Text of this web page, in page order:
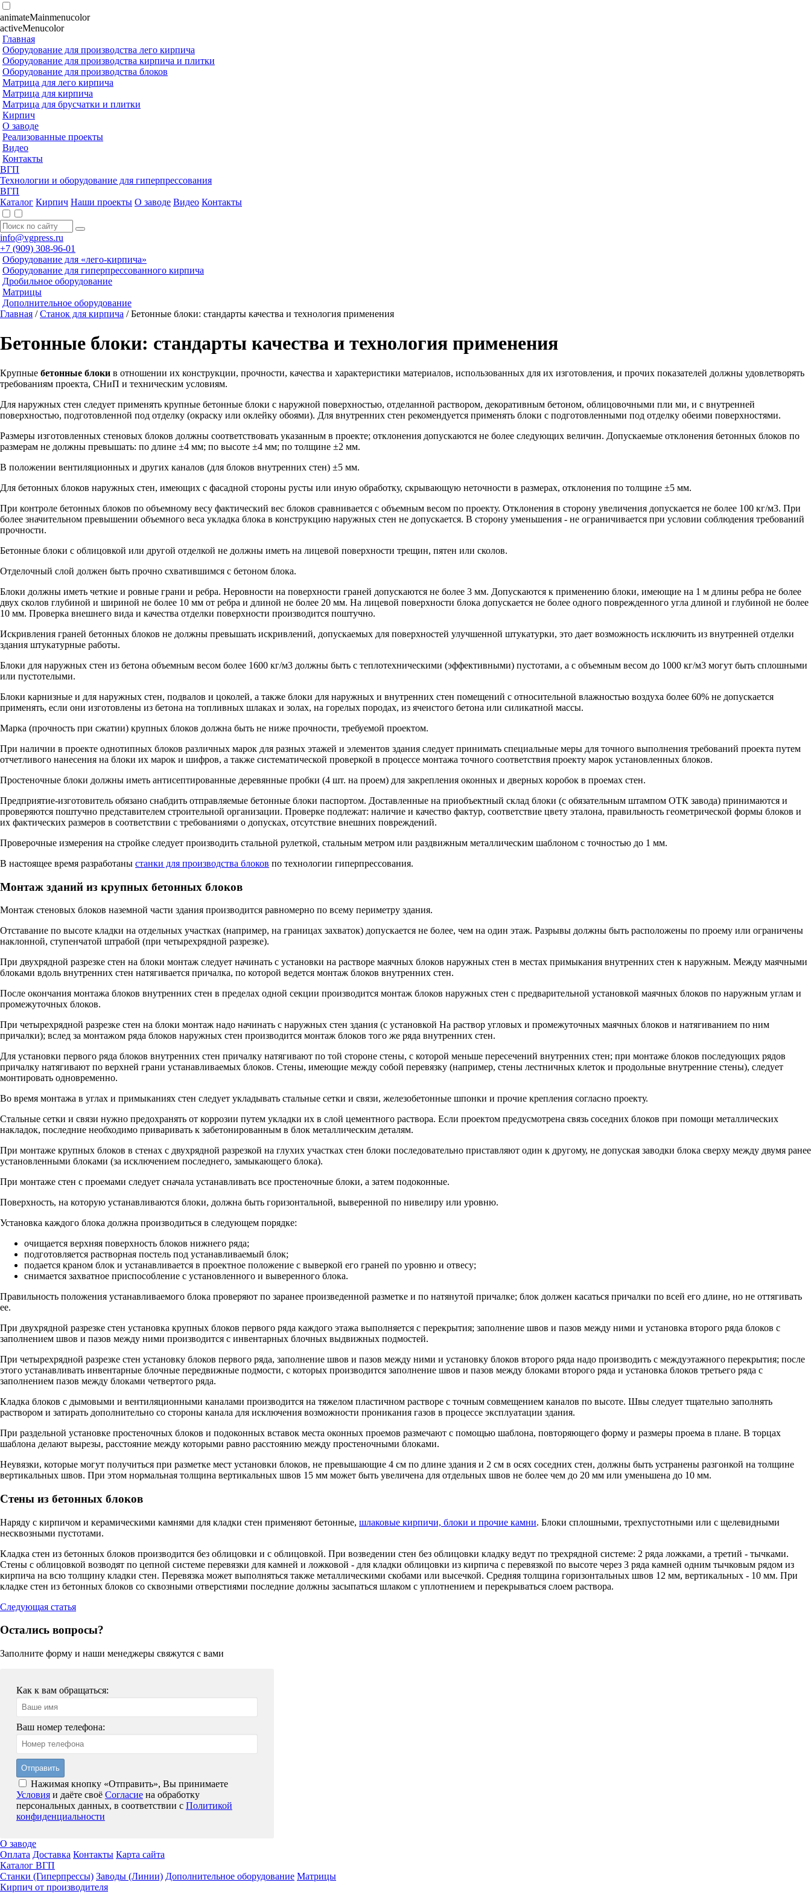
animateMainmenucolor
activeMenucolor
Главная
Оборудование для производства лего кирпича
Оборудование для производства кирпича и плитки
Оборудование для производства блоков
Матрица для лего кирпича
Матрица для кирпича
Матрица для брусчатки и плитки
Кирпич
О заводе
Реализованные проекты
Видео
Контакты
ВГП
Технологии и оборудование для гиперпрессования
ВГП
Каталог Кирпич Наши проекты О заводе Видео Контакты
info@vgpress.ru
+7 (909) 308-96-01
Оборудование для «лего-кирпича»
Оборудование для гиперпрессованного кирпича
Дробильное оборудование
Матрицы
Дополнительное оборудование
Главная /Станок для кирпича / Бетонные блоки: стандарты качества и технология применения
Бетонные блоки: стандарты качества и технология применения
Крупные бетонные блоки в отношении их конструкции, прочности, качества и характеристики материалов, использованных для их изготовления, и прочих показателей должны удовлетворять
требованиям проекта, СНиП и техническим условиям.
Для наружных стен следует применять крупные бетонные блоки с наружной поверхностью, отделанной раствором, декоративным бетоном, облицовочными пли ми, и с внутренней
поверхностью, подготовленной под отделку (окраску или оклейку обоями). Для внутренних стен рекомендуется применять блоки с подготовленными под отделку обеими поверхностями.
Размеры изготовленных стеновых блоков должны соответствовать указанным в проекте; отклонения допускаются не более следующих величин. Допускаемые отклонения бетонных блоков по
размерам не должны превышать: по длине ±4 мм; по высоте ±4 мм; по толщине ±2 мм.
В положении вентиляционных и других каналов (для блоков внутренних стен) ±5 мм.
Для бетонных блоков наружных стен, имеющих с фасадной стороны русты или иную обработку, скрывающую неточности в размерах, отклонения по толщине ±5 мм.
При контроле бетонных блоков по объемному весу фактический вес блоков сравнивается с объемным весом по проекту. Отклонения в сторону увеличения допускается не более 100 кг/м3. При
более значительном превышении объемного веса укладка блока в конструкцию наружных стен не допускается. В сторону уменьшения - не ограничивается при условии соблюдения требований
прочности.
Бетонные блоки с облицовкой или другой отделкой не должны иметь на лицевой поверхности трещин, пятен или сколов.
Отделочный слой должен быть прочно схватившимся с бетоном блока.
Блоки должны иметь четкие и ровные грани и ребра. Неровности на поверхности граней допускаются не более 3 мм. Допускаются к применению блоки, имеющие на 1 м длины ребра не более
двух сколов глубиной и шириной не более 10 мм от ребра и длиной не более 20 мм. На лицевой поверхности блока допускается не более одного поврежденного угла длиной и глубиной не более
10 мм. Проверка внешнего вида и качества отделки поверхности производится поштучно.
Искривления граней бетонных блоков не должны превышать искривлений, допускаемых для поверхностей улучшенной штукатурки, это дает возможность исключить из внутренней отделки
здания штукатурные работы.
Блоки для наружных стен из бетона объемным весом более 1600 кг/м3 должны быть с теплотехническими (эффективными) пустотами, а с объемным весом до 1000 кг/м3 могут быть сплошными
или пустотелыми.
Блоки карнизные и для наружных стен, подвалов и цоколей, а также блоки для наружных и внутренних стен помещений с относительной влажностью воздуха более 60% не допускается
применять, если они изготовлены из бетона на топливных шлаках и золах, на горелых породах, из ячеистого бетона или силикатной массы.
Марка (прочность при сжатии) крупных блоков должна быть не ниже прочности, требуемой проектом.
При наличии в проекте однотипных блоков различных марок для разных этажей и элементов здания следует принимать специальные меры для точного выполнения требований проекта путем
отчетливого нанесения на блоки их марок и шифров, а также систематической проверкой в процессе монтажа точного соответствия проекту марок установленных блоков.
Простеночные блоки должны иметь антисептированные деревянные пробки (4 шт. на проем) для закрепления оконных и дверных коробок в проемах стен.
Предприятие-изготовитель обязано снабдить отправляемые бетонные блоки паспортом. Доставленные на приобъектный склад блоки (с обязательным штампом ОТК завода) принимаются и
проверяются поштучно представителем строительной организации. Проверке подлежат: наличие и качество фактур, соответствие цвету эталона, правильность геометрической формы блоков и
их фактических размеров в соответствии с требованиями о допусках, отсутствие внешних повреждений.
Проверочные измерения на стройке следует производить стальной рулеткой, стальным метром или раздвижным металлическим шаблоном с точностью до 1 мм.
В настоящее время разработаны станки для производства блоков по технологии гиперпрессования.
Монтаж зданий из крупных бетонных блоков
Монтаж стеновых блоков наземной части здания производится равномерно по всему периметру здания.
Отставание по высоте кладки на отдельных участках (например, на границах захваток) допускается не более, чем на один этаж. Разрывы должны быть расположены по проему или ограничены
наклонной, ступенчатой штрабой (при четырехрядной разрезке).
При двухрядной разрезке стен на блоки монтаж следует начинать с установки на растворе маячных блоков наружных стен в местах примыкания внутренних стен к наружным. Между маячными
блоками вдоль внутренних стен натягивается причалка, по которой ведется монтаж блоков внутренних стен.
После окончания монтажа блоков внутренних стен в пределах одной секции производится монтаж блоков наружных стен с предварительной установкой маячных блоков по наружным углам и
промежуточных блоков.
При четырехрядной разрезке стен на блоки монтаж надо начинать с наружных стен здания (с установкой На раствор угловых и промежуточных маячных блоков и натягиванием по ним
причалки); вслед за монтажом ряда блоков наружных стен производится монтаж блоков того же ряда внутренних стен.
Для установки первого ряда блоков внутренних стен причалку натягивают по той стороне стены, с которой меньше пересечений внутренних стен; при монтаже блоков последующих рядов
причалку натягивают по верхней грани устанавливаемых блоков. Стены, имеющие между собой перевязку (например, стены лестничных клеток и продольные внутренние стены), следует
монтировать одновременно.
Во время монтажа в углах и примыканиях стен следует укладывать стальные сетки и связи, железобетонные шпонки и прочие крепления согласно проекту.
Стальные сетки и связи нужно предохранять от коррозии путем укладки их в слой цементного раствора. Если проектом предусмотрена связь соседних блоков при помощи металлических
накладок, последние необходимо приваривать к забетонированным в блок металлическим деталям.
При монтаже крупных блоков в стенах с двухрядной разрезкой на глухих участках стен блоки последовательно приставляют один к другому, не допуская заводки блока сверху между двумя ранее
установленными блоками (за исключением последнего, замыкающего блока).
При монтаже стен с проемами следует сначала устанавливать все простеночные блоки, а затем подоконные.
Поверхность, на которую устанавливаются блоки, должна быть горизонтальной, выверенной по нивелиру или уровню.
Установка каждого блока должна производиться в следующем порядке:
очищается верхняя поверхность блоков нижнего ряда;
подготовляется растворная постель под устанавливаемый блок;
подается краном блок и устанавливается в проектное положение с выверкой его граней по уровню и отвесу;
снимается захватное приспособление с установленного и выверенного блока.
Правильность положения устанавливаемого блока проверяют по заранее произведенной разметке и по натянутой причалке; блок должен касаться причалки по всей его длине, но не оттягивать
ее.
При двухрядной разрезке стен установка крупных блоков первого ряда каждого этажа выполняется с перекрытия; заполнение швов и пазов между ними и установка второго ряда блоков с
заполнением швов и пазов между ними производится с инвентарных блочных выдвижных подмостей.
При четырехрядной разрезке стен установку блоков первого ряда, заполнение швов и пазов между ними и установку блоков второго ряда надо производить с междуэтажного перекрытия; после
этого устанавливать инвентарные блочные передвижные подмости, с которых производится заполнение швов и пазов между блоками второго ряда и установка блоков третьего ряда с
заполнением пазов между блоками четвертого ряда.
Кладка блоков с дымовыми и вентиляционными каналами производится на тяжелом пластичном растворе с точным совмещением каналов по высоте. Швы следует тщательно заполнять
раствором и затирать дополнительно со стороны канала для исключения возможности проникания газов в процессе эксплуатации здания.
При раздельной установке простеночных блоков и подоконных вставок места оконных проемов размечают с помощью шаблона, повторяющего форму и размеры проема в плане. В торцах
шаблона делают вырезы, расстояние между которыми равно расстоянию между простеночными блоками.
Неувязки, которые могут получиться при разметке мест установки блоков, не превышающие 4 см по длине здания и 2 см в осях соседних стен, должны быть устранены разгонкой на толщине
вертикальных швов. При этом нормальная толщина вертикальных швов 15 мм может быть увеличена для отдельных швов не более чем до 20 мм или уменьшена до 10 мм.
Стены из бетонных блоков
Наряду с кирпичом и керамическими камнями для кладки стен применяют бетонные, шлаковые кирпичи, блоки и прочие камни. Блоки сплошными, трехпустотными или с щелевидными
несквозными пустотами.
Кладка стен из бетонных блоков производится без облицовки и с облицовкой. При возведении стен без облицовки кладку ведут по трехрядной системе: 2 ряда ложками, а третий - тычками.
Стены с облицовкой возводят по цепной системе перевязки для камней и ложковой - для кладки облицовки из кирпича с перевязкой по высоте через 3 ряда камней одним тычковым рядом из
кирпича на всю толщину кладки стен. Перевязка может выполняться также металлическими скобами или высечкой. Средняя толщина горизонтальных швов 12 мм, вертикальных - 10 мм. При
кладке стен из бетонных блоков со сквозными отверстиями последние должны засыпаться шлаком с уплотнением и перекрываться слоем раствора.
Следующая статья
Остались вопросы?
Заполните форму и наши менеджеры свяжутся с вами
Как к вам обращаться:
Ваш номер телефона:
Нажимая кнопку «Отправить», Вы принимаете
Условияи даёте своё Согласиена обработку
персональных данных, в соответствии с Политикой
конфиденциальности
О заводе
Оплата Доставка Контакты Карта сайта
Каталог ВГП
Станки (Гиперпрессы) Заводы (Линии) Дополнительное оборудование Матрицы
Кирпич от производителя